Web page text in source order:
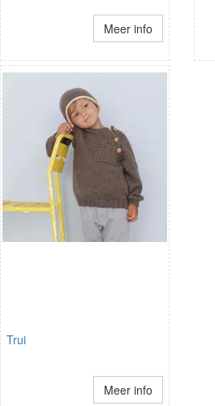
Meer info
Trui
Meer info